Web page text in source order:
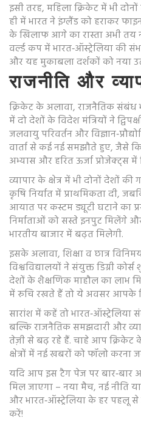
इसी तरह, महिला क्रिकेट में भी
ही में भारत ने इंग्लैंड को हराकर
के खिलाफ आगे का रास्ता अभी तय
वर्ल्ड कप में भारत‑ऑस्ट्रेलिया की
और यह मुकाबला दर्शकों को नया
राजनीति और
क्रिकेट के अलावा, राजनैतिक संबंध
में दो देशों के विदेश मंत्रियों ने
जलवायु परिवर्तन और
वार्ता से कई नई समझौते हुए, जैसे
अभ्यास और हरित ऊर्जा प्रोजेक्ट्स में
व्यापार के क्षेत्र में भी दोनों देशों
कृषि निर्यात में प्राथमिकता दी,
आयात पर कस्टम ड्यूटी घटाने का
निर्माताओं को सस्ते इनपुट मिलेंगे
भारतीय बाजार में बढ़त मिलेगी.
इसके अलावा, शिक्षा व छात्र
विश्वविद्यालयों ने संयुक्त डिग्री
देशों के शैक्षणिक माहौल का लाभ
में रुचि रखते हैं तो ये अवसर आपके
सारांश में कहें तो
बल्कि राजनैतिक समझदारी और
तेज़ी से बढ़ रहे हैं. चाहे आप क्रिकेट के
क्षेत्रों में नई खबरों को फॉलो करना
यदि आप इस टैग पेज पर बार‑बार
मिल जाएगा – नया मैच, नई नीति
और भारत‑ऑस्ट्रेलिया के हर पहलू से
करें!